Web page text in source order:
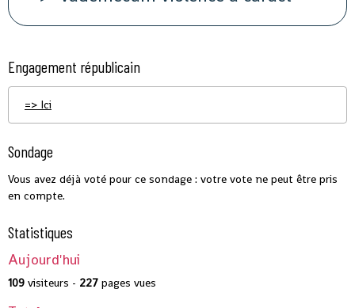
Engagement républicain
=> Ici
Sondage
Vous avez déjà voté pour ce sondage : votre vote ne peut être pris
en compte.
Statistiques
Aujourd'hui
109 visiteurs - 227 pages vues